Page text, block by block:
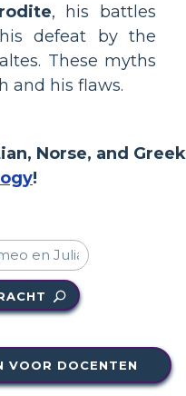
, his battles
defeat by the
These myths
and his flaws.
Norse, and Greek
!
VOOR DOCENTEN